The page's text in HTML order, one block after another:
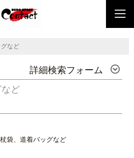
など
詳細検索フォーム
ど
袋、道着バッグなど